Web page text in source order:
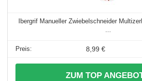
Ibergrif Manueller Zwiebelschneider
...
8,99 €
ZUM TOP